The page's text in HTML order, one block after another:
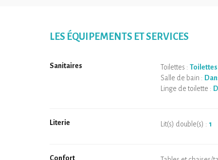
LES ÉQUIPEMENTS ET SERVICES
Sanitaires Toilettes :
Salle de bain :
Linge de toilette :
Literie Lit(s) double(s) : 1
Confort